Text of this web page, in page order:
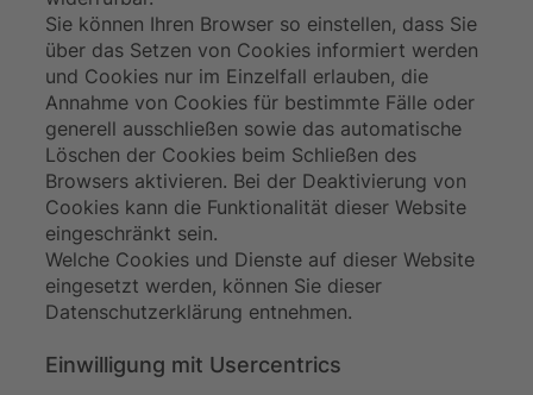
Sie können Ihren Browser so einstellen, dass Sie
über das Setzen von Cookies informiert werden
und Cookies nur im Einzelfall erlauben, die
Annahme von Cookies für bestimmte Fälle oder
generell ausschließen sowie das automatische
Löschen der Cookies beim Schließen des
Browsers aktivieren. Bei der Deaktivierung von
Cookies kann die Funktionalität dieser Website
eingeschränkt sein.
Welche Cookies und Dienste auf dieser Website
eingesetzt werden, können Sie dieser
Datenschutzerklärung entnehmen.
Einwilligung mit Usercentrics